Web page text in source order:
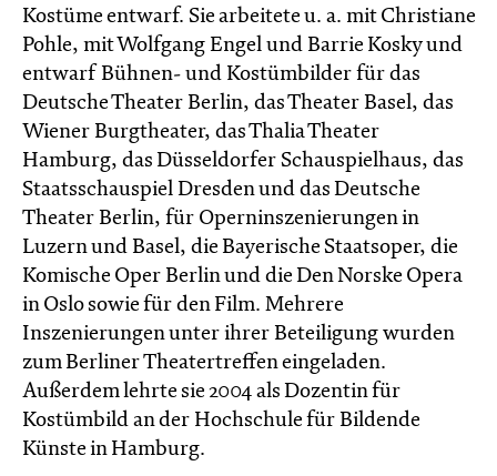
Kostüme entwarf. Sie arbeitete u. a. mit Christiane
Pohle, mit Wolfgang Engel und Barrie Kosky und
entwarf Bühnen- und Kostümbilder für das
Deutsche Theater Berlin, das Theater Basel, das
Wiener Burgtheater, das Thalia Theater
Hamburg, das Düsseldorfer Schauspielhaus, das
Staatsschauspiel Dresden und das Deutsche
Theater Berlin, für Operninszenierungen in
Luzern und Basel, die Bayerische Staatsoper, die
Komische Oper Berlin und die Den Norske Opera
in Oslo sowie für den Film. Mehrere
Inszenierungen unter ihrer Beteiligung wurden
zum Berliner Theatertreffen eingeladen.
Außerdem lehrte sie 2004 als Dozentin für
Kostümbild an der Hochschule für Bildende
Künste in Hamburg.